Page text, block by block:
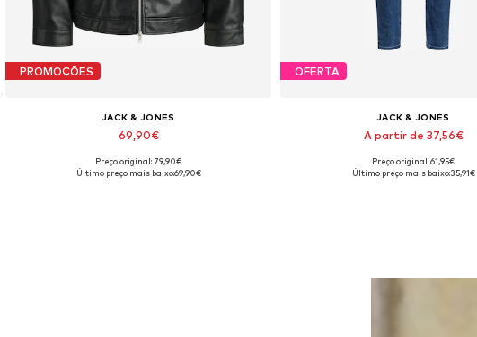
PROMOÇÕES
JACK & JONES
69,90€
Tamanhos disponíveis: XS, S, M, L, XL, XXL
Preço original: 79,90€
Último preço mais baixo:69,90€
OFERTA
JACK & JONES
A partir de 37,56€
Disponível em vários
Preço original: 61,95€
Último preço mais baixo:35,91€